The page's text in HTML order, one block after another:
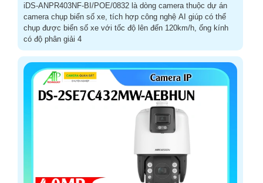
iDS-ANPR403NF-BI/POE/0832 là dòng camera thuộc dự án
camera chụp biển số xe, tích hợp công nghệ AI giúp có thể
chụp được biển số xe với tốc độ lên đến 120km/h, ống kính
có độ phân giải 4